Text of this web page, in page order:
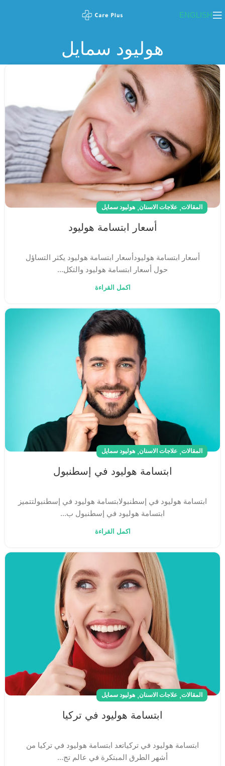
ENGLISH
هوليود سمايل
المقالات, علاجات الاسنان, هوليود سمايل
أسعار ابتسامة هوليود
أسعار ابتسامة هوليودأسعار ابتسامة هوليود يكثر التساؤل
حول أسعار ابتسامة هوليود والتكل...
اكمل القراءة
المقالات, علاجات الاسنان, هوليود سمايل
ابتسامة هوليود في إسطنبول
ابتسامة هوليود في إسطنبولابتسامة هوليود في إسطنبول​ تتميز
ابتسامة هوليود في إسطنبول ب...
اكمل القراءة
المقالات, علاجات الاسنان, هوليود سمايل
ابتسامة هوليود في تركيا
ابتسامة هوليود في تركياتعد ابتسامة هوليود في تركيا من
أشهر الطرق المبتكرة في عالم تج...